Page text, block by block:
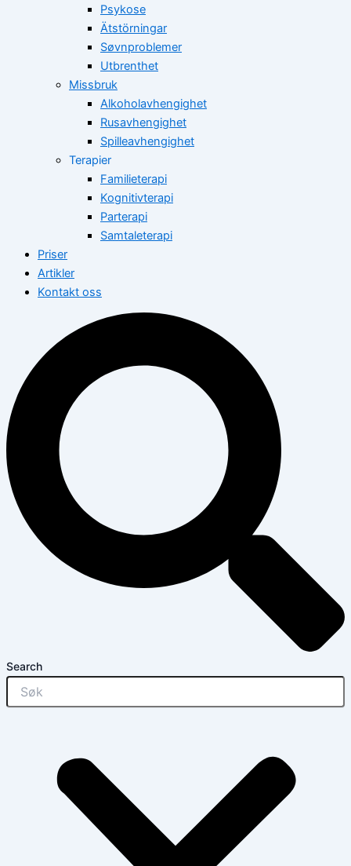
Psykose
Ätstörningar
Søvnproblemer
Utbrenthet
Missbruk
Alkoholavhengighet
Rusavhengighet
Spilleavhengighet
Terapier
Familieterapi
Kognitivterapi
Parterapi
Samtaleterapi
Priser
Artikler
Kontakt oss
Search